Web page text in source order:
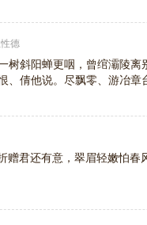
德
树斜阳蝉更咽，曾绾灞陵离
、倩他说。尽飘零、游冶章
赠君还有意，翠眉轻嫩怕春